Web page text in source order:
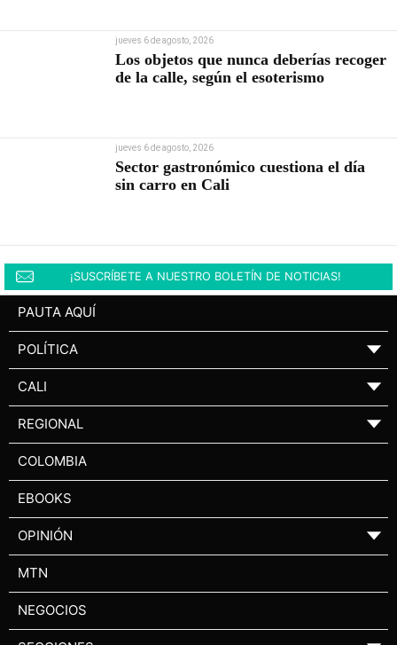
jueves 6 de agosto, 2026
Los objetos que nunca deberías recoger
de la calle, según el esoterismo
jueves 6 de agosto, 2026
Sector gastronómico cuestiona el día
sin carro en Cali
¡SUSCRÍBETE A NUESTRO BOLETÍN DE NOTICIAS!
PAUTA AQUÍ
POLÍTICA ▼
CALI ▼
REGIONAL ▼
COLOMBIA
EBOOKS
OPINIÓN ▼
MTN
NEGOCIOS